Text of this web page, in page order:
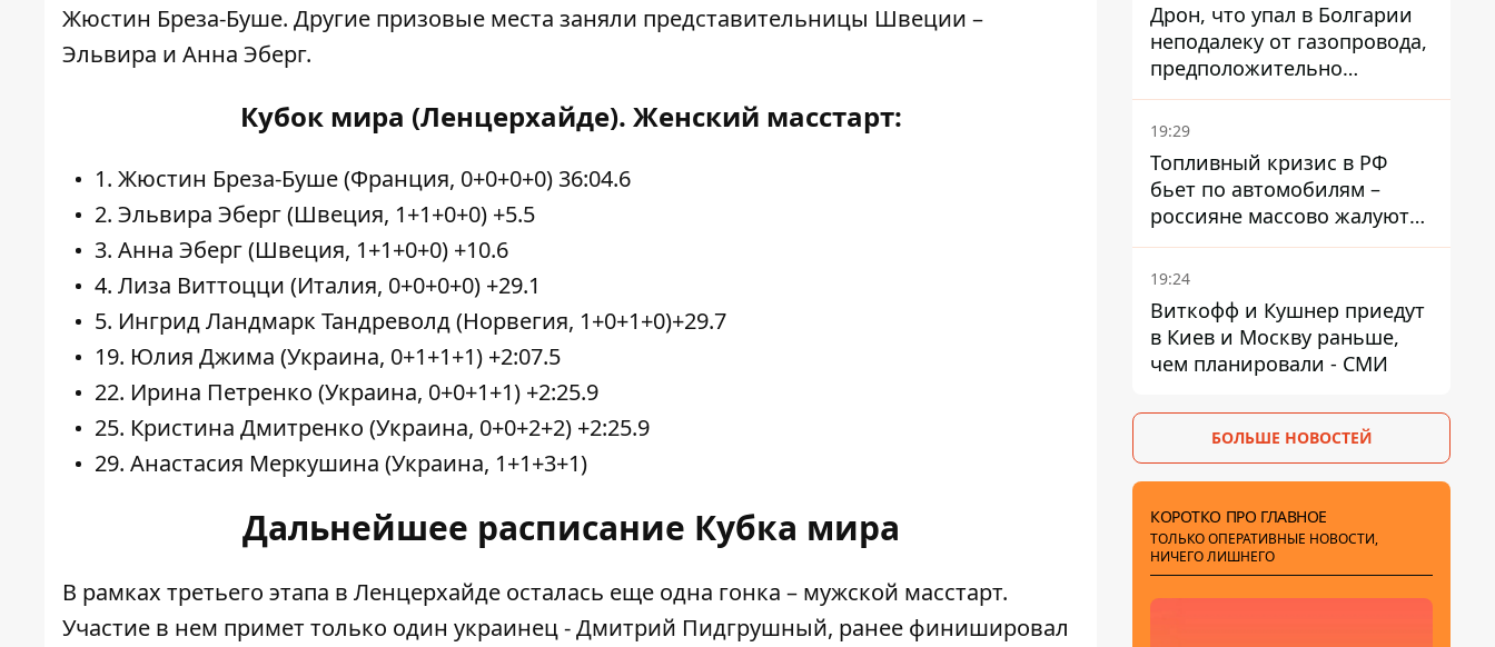
Жюстин Бреза-Буше. Другие призовые места заняли представительницы Швеции –
Эльвира и Анна Эберг.
Кубок мира (Ленцерхайде). Женский масстарт:
1. Жюстин Бреза-Буше (Франция, 0+0+0+0) 36:04.6
2. Эльвира Эберг (Швеция, 1+1+0+0) +5.5
3. Анна Эберг (Швеция, 1+1+0+0) +10.6
4. Лиза Виттоцци (Италия, 0+0+0+0) +29.1
5. Ингрид Ландмарк Тандреволд (Норвегия, 1+0+1+0)+29.7
19. Юлия Джима (Украина, 0+1+1+1) +2:07.5
22. Ирина Петренко (Украина, 0+0+1+1) +2:25.9
25. Кристина Дмитренко (Украина, 0+0+2+2) +2:25.9
29. Анастасия Меркушина (Украина, 1+1+3+1)
Дальнейшее расписание Кубка мира
В рамках третьего этапа в Ленцерхайде осталась еще одна гонка – мужской масстарт.
Участие в нем примет только один украинец - Дмитрий Пидгрушный, ранее финишировал
Дрон, что упал в Болгарии
неподалеку от газопровода,
предположительно
украинский - Минобороны
страны
19:29
Топливный кризис в РФ
бьет по автомобилям –
россияне массово жалуются
на поломки из-за
некачественного бензина
19:24
Виткофф и Кушнер приедут
в Киев и Москву раньше,
чем планировали - СМИ
БОЛЬШЕ НОВОСТЕЙ
КОРОТКО ПРО ГЛАВНОЕ
ТОЛЬКО ОПЕРАТИВНЫЕ НОВОСТИ,
НИЧЕГО ЛИШНЕГО